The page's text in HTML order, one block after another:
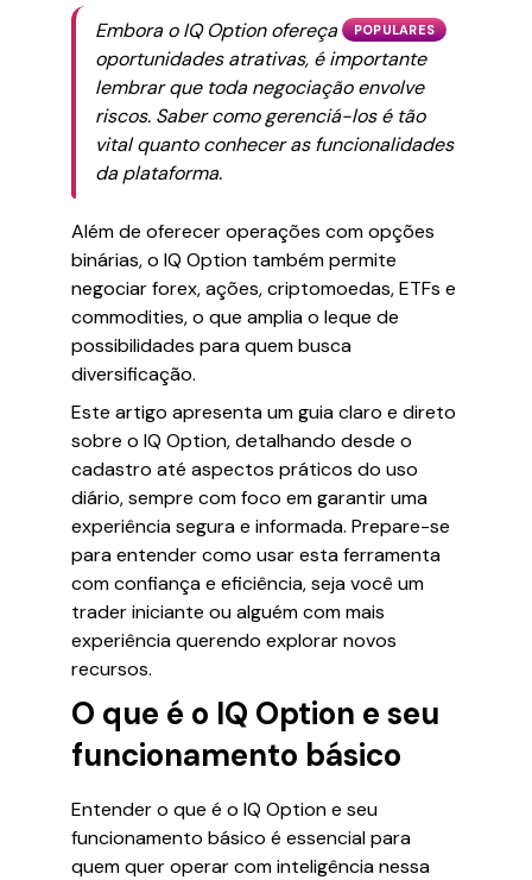
POPULARES
Embora o IQ Option ofereça
oportunidades atrativas, é importante
lembrar que toda negociação envolve
riscos. Saber como gerenciá-los é tão
vital quanto conhecer as funcionalidades
da plataforma.
Além de oferecer operações com opções
binárias, o IQ Option também permite
negociar forex, ações, criptomoedas, ETFs e
commodities, o que amplia o leque de
possibilidades para quem busca
diversificação.
Este artigo apresenta um guia claro e direto
sobre o IQ Option, detalhando desde o
cadastro até aspectos práticos do uso
diário, sempre com foco em garantir uma
experiência segura e informada. Prepare-se
para entender como usar esta ferramenta
com confiança e eficiência, seja você um
trader iniciante ou alguém com mais
experiência querendo explorar novos
recursos.
O que é o IQ Option e seu
funcionamento básico
Entender o que é o IQ Option e seu
funcionamento básico é essencial para
quem quer operar com inteligência nessa